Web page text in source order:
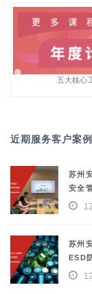
五大核心
近期服务客户案例
苏州
安全
苏州
ESD